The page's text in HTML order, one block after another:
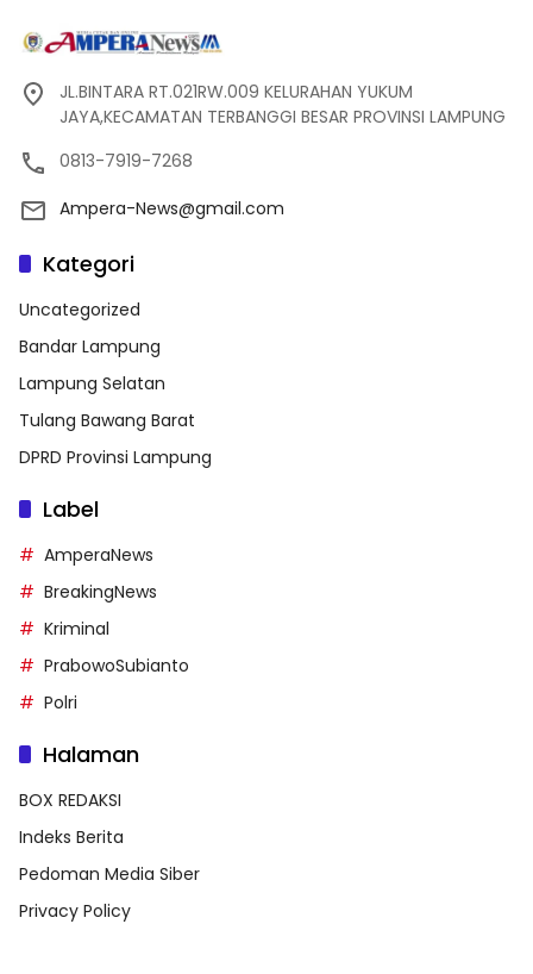
JL.BINTARA RT.021RW.009 KELURAHAN YUKUM
JAYA,KECAMATAN TERBANGGI BESAR PROVINSI LAMPUNG
0813-7919-7268
Ampera-News@gmail.com
Kategori
Uncategorized
Bandar Lampung
Lampung Selatan
Tulang Bawang Barat
DPRD Provinsi Lampung
Label
AmperaNews
BreakingNews
Kriminal
PrabowoSubianto
Polri
Halaman
BOX REDAKSI
Indeks Berita
Pedoman Media Siber
Privacy Policy